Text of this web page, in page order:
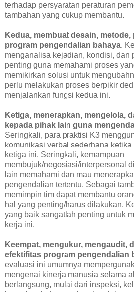
terhadap persyaratan peraturan
tambahan yang cukup membantu.
Kedua, membuat desain,
program pengendalian bahaya.
menganalisa kejadian, kondisi, dan
penting guna memahami proses
memikirkan solusi untuk
perlu melakukan proses berpikir
menjalankan fungsi kedua ini.
Ketiga, menerapkan, mengelola,
kepada pihak lain guna
Seringkali, para praktisi K3
komunikasi verbal sederhana
ketiga ini. Seringkali, kemampuan
membujuk/negosiasi/interpersonal
lain memahami dan mau
pengendalian tertentu. Sebagai
memimpin tim dapat membantu
hal yang penting/harus dilakukan.
yang baik sangatlah penting untuk
kerja ini.
Keempat, mengukur, mengaudit,
efektifitas program pengendalian
evaluasi ini umumnya
mengenai kinerja manusia selama
berlangsung, mulai dari inspeksi,